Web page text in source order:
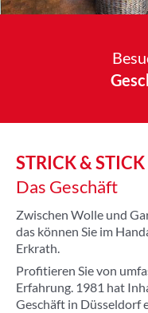
STRICK &
Das Geschäft
Zwischen Wolle und
das können Sie im
Erkrath.
Profitieren Sie von
Erfahrung. 1981 hat
Geschäft in Düsseldorf